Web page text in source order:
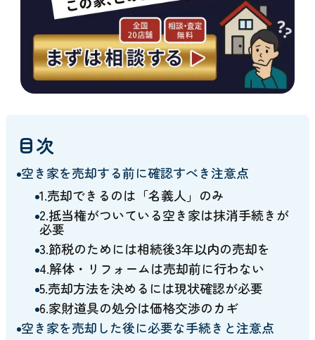
目次
空き家を売却する前に確認すべき注意点
1.売却できるのは「名義人」のみ
2.抵当権がついている空き家は抹消手続きが
必要
3.節税のためには相続後3年以内の売却を
4.解体・リフォームは売却前に行わない
5.売却方法を決めるには現状確認が必要
6.家財道具の処分は価格交渉のカギ
空き家を売却した後に必要な手続きと注意点